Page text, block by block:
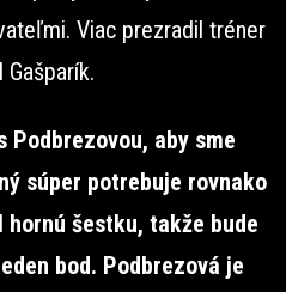
Viac prezradil tréner
Gašparík.
Podbrezovou, aby sme
súper potrebuje rovnako
hornú šestku, takže bude
bod. Podbrezová je